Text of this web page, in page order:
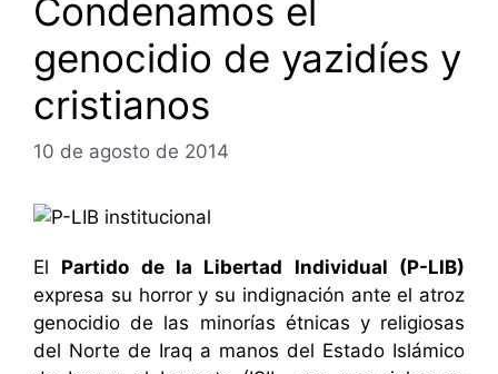
Condenamos el
genocidio de yazidíes y
cristianos
10 de agosto de 2014
El Partido de la Libertad Individual (P-LIB)
expresa su horror y su indignación ante el atroz
genocidio de las minorías étnicas y religiosas
del Norte de Iraq a manos del Estado Islámico